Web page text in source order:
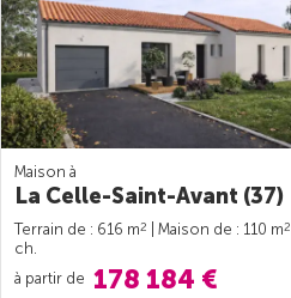
Maison à
La Celle-Saint-Avant (37)
Terrain de : 616 m2 | Maison de : 110 m2
ch.
à partir de 178 184 €